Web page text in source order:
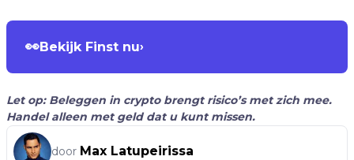
👀Bekijk Finst nu›
Let op: Beleggen in crypto brengt risico’s met zich mee.
Handel alleen met geld dat u kunt missen.
door Max Latupeirissa